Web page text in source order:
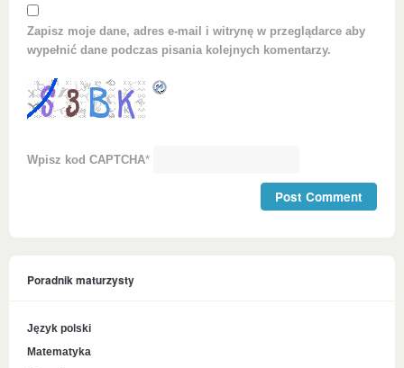
Zapisz moje dane, adres e-mail i witrynę w przeglądarce aby
wypełnić dane podczas pisania kolejnych komentarzy.
Wpisz kod CAPTCHA*
Poradnik maturzysty
Język polski
Matematyka